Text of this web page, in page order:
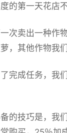
的第一天花店
次卖出一种作
，其他作物我
完成任务，我
的技巧是，我